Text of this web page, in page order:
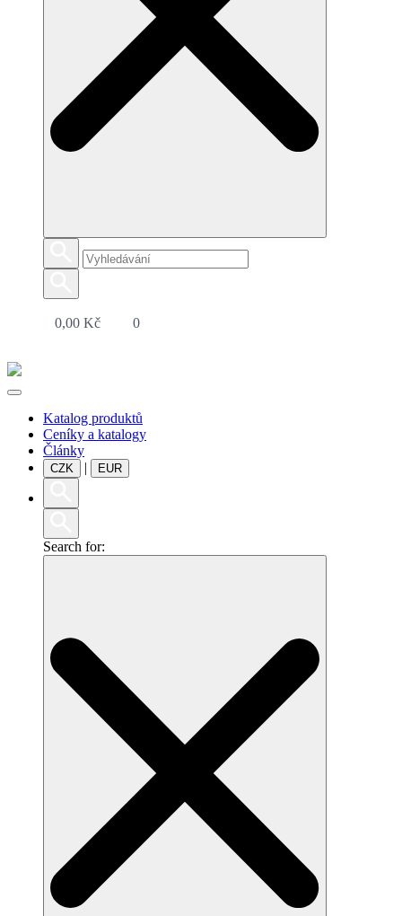
0,00 Kč 0
Katalog produktů
Ceníky a katalogy
Články
CZK | EUR
Search for: